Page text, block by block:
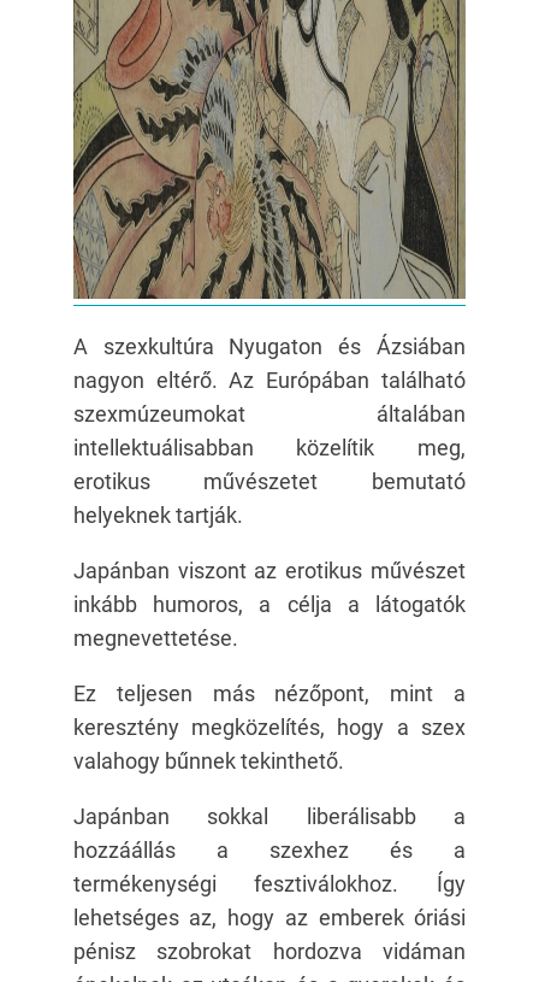
A szexkultúra Nyugaton és Ázsiában
nagyon eltérő. Az Európában található
szexmúzeumokat általában
intellektuálisabban közelítik meg,
erotikus művészetet bemutató
helyeknek tartják.
Japánban viszont az erotikus művészet
inkább humoros, a célja a látogatók
megnevettetése.
Ez teljesen más nézőpont, mint a
keresztény megközelítés, hogy a szex
valahogy bűnnek tekinthető.
Japánban sokkal liberálisabb a
hozzáállás a szexhez és a
termékenységi fesztiválokhoz. Így
lehetséges az, hogy az emberek óriási
pénisz szobrokat hordozva vidáman